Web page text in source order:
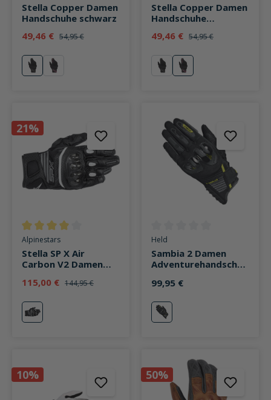
Stella Copper Damen
Handschuhe schwarz
49,46 € 54,95 €
schwarzschwarz/fuchsia
Stella Copper Damen
Handschuhe
49,46 € 54,95 €
schwarzschwarz/fuchsia
21%
Durchschnittliche Bewertung von 4 von 5 Sternen
Alpinestars
Stella SP X Air
Carbon V2 Damen
115,00 € 144,95 €
schwarz
Durchschnittliche Bewertung
Held
Sambia 2 Damen
Adventurehandschuh
99,95 €
schwarz
10% 50%